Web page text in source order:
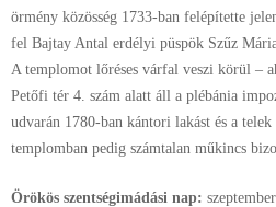
örmény közösség 1733-ban felépítette
fel Bajtay Antal erdélyi püspök Szűz Mária
A templomot lőréses várfal veszi körül –
Petőfi tér 4. szám alatt áll a plébánia
udvarán 1780-ban kántori lakást és a
templomban pedig számtalan műkincs
Örökös szentségimádási nap: szeptember